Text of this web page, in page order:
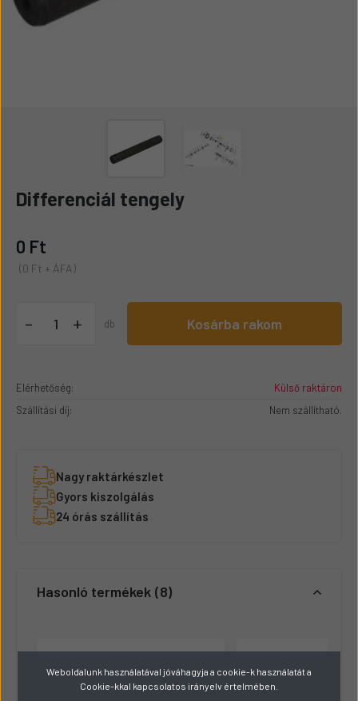
Differenciál tengely
0 Ft
(0 Ft + ÁFA)
- + db Kosárba rakom
Elérhetőség:
Külső raktáron
Szállítási díj:
Nem szállítható.
Nagy raktárkészlet
Gyors kiszolgálás
24 órás szállítás
Hasonló termékek 8
Weboldalunk használatával jóváhagyja a cookie-k használatát a
Cookie-kkal kapcsolatos irányelv értelmében.